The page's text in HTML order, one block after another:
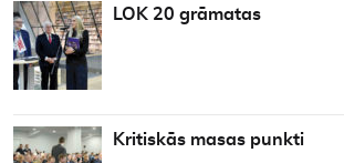
LOK 20 grāmatas
Kritiskās masas punkti